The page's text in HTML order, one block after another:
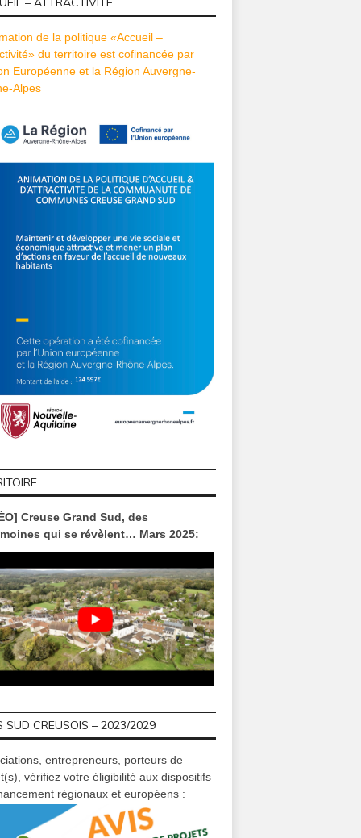
de la politique «Accueil –
du territoire est cofinancée par
Européenne et la Région Auvergne-
Alpes
Creuse Grand Sud, des
qui se révèlent… Mars 2025:
SUD CREUSOIS – 2023/2029
entrepreneurs, porteurs de
vérifiez votre éligibilité aux dispositifs
régionaux et européens :